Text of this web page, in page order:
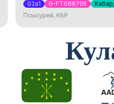
G2a1 G-FTG68705
Псыхурей, КБР